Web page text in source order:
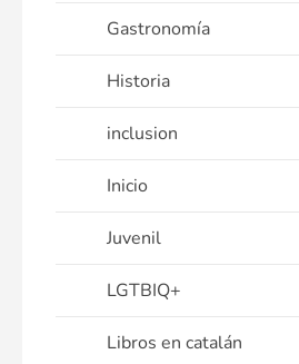
Gastronomía
Historia
inclusion
Inicio
Juvenil
LGTBIQ+
Libros en catalán